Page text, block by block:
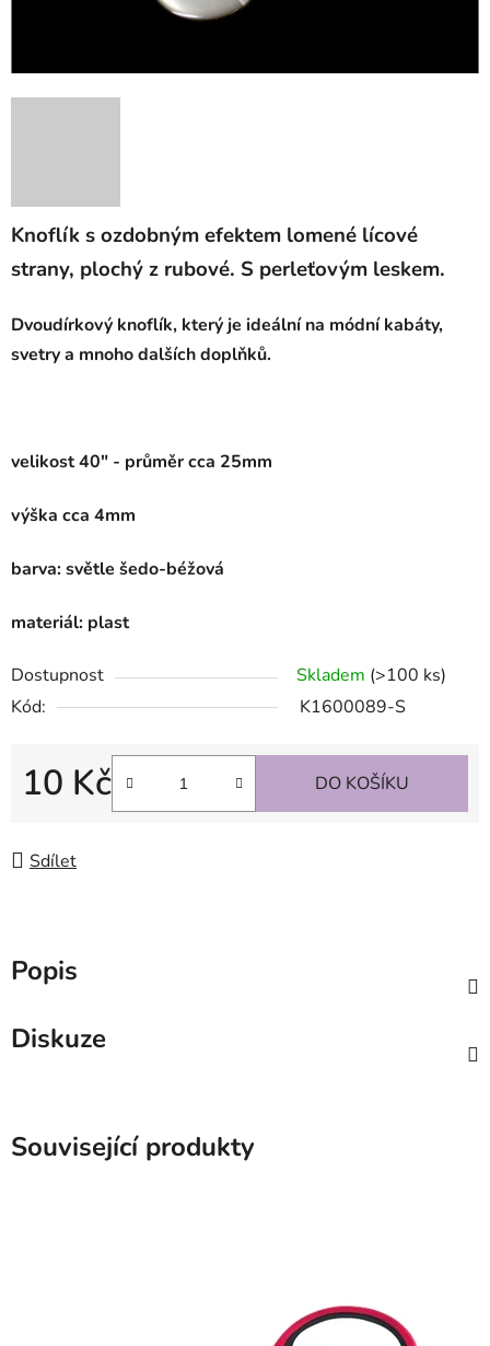
Knoflík s ozdobným efektem lomené lícové
strany, plochý z rubové. S perleťovým leskem.
Dvoudírkový knoflík, který je ideální na módní kabáty,
svetry a mnoho dalších doplňků.
velikost 40" - průměr cca 25mm
výška cca 4mm
barva: světle šedo-béžová
materiál: plast
Dostupnost Skladem (>100 ks)
Kód:
K1600089-S
10 Kč
Měrná cena:
DO KOŠÍKU
Sdílet
Popis
Diskuze
Související produkty